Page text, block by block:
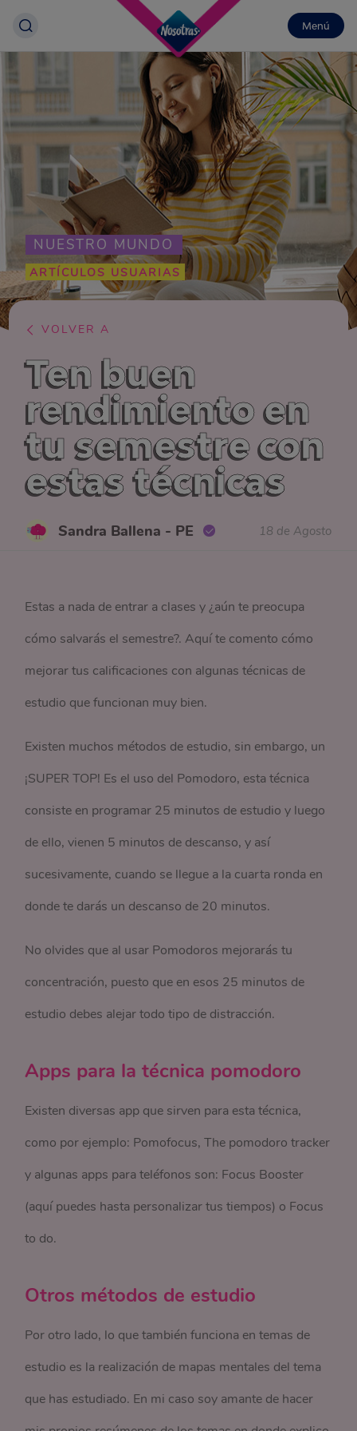
Menú
NUESTRO MUNDO
ARTÍCULOS USUARIAS
VOLVER A
Ten buen
rendimiento en
tu semestre con
estas técnicas
Sandra Ballena - PE 18 de Agosto
Estas a nada de entrar a clases y ¿aún te preocupa
cómo salvarás el semestre?. Aquí te comento cómo
mejorar tus calificaciones con algunas técnicas de
estudio que funcionan muy bien.
Existen muchos métodos de estudio, sin embargo, un
¡SUPER TOP! Es el uso del Pomodoro, esta técnica
consiste en programar 25 minutos de estudio y luego
de ello, vienen 5 minutos de descanso, y así
sucesivamente, cuando se llegue a la cuarta ronda en
donde te darás un descanso de 20 minutos.
No olvides que al usar Pomodoros mejorarás tu
concentración, puesto que en esos 25 minutos de
estudio debes alejar todo tipo de distracción.
Apps para la técnica pomodoro
Existen diversas app que sirven para esta técnica,
como por ejemplo: Pomofocus, The pomodoro tracker
y algunas apps para teléfonos son: Focus Booster
(aquí puedes hasta personalizar tus tiempos) o Focus
to do.
Otros métodos de estudio
Por otro lado, lo que también funciona en temas de
estudio es la realización de mapas mentales del tema
que has estudiado. En mi caso soy amante de hacer